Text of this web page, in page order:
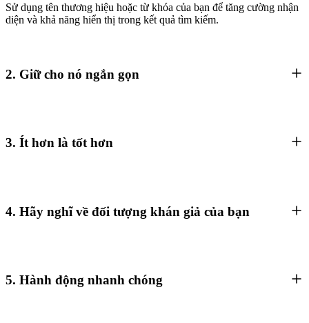
Sử dụng tên thương hiệu hoặc từ khóa của bạn để tăng cường nhận
diện và khả năng hiển thị trong kết quả tìm kiếm.
2. Giữ cho nó ngắn gọn
3. Ít hơn là tốt hơn
4. Hãy nghĩ về đối tượng khán giả của bạn
5. Hành động nhanh chóng